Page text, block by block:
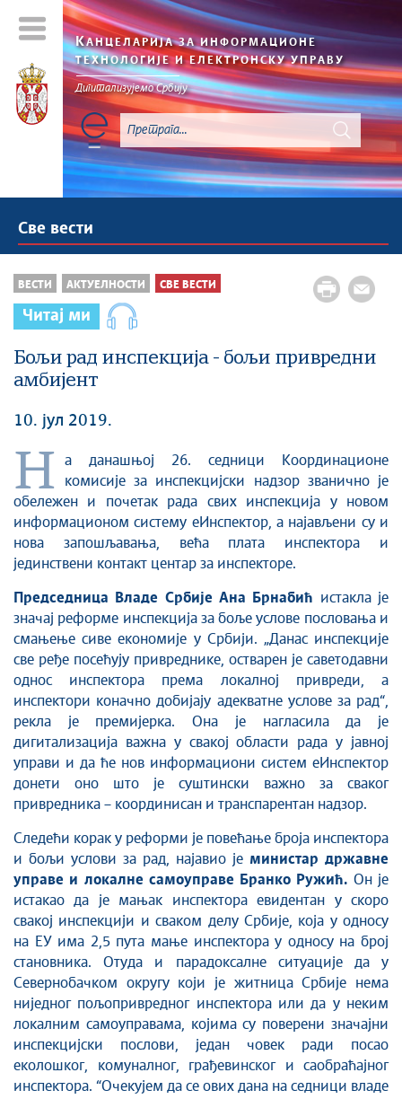
КАНЦЕЛАРИЈА ЗА ИНФОРМАЦИОНЕ
ТЕХНОЛОГИЈЕ И ЕЛЕКТРОНСКУ УПРАВУ
Дигитализујемо Србију
Све вести
ВЕСТИ АКТУЕЛНОСТИ СВЕ ВЕСТИ
Читај ми
Бољи рад инспекција - бољи привредни
амбијент
10. јул 2019.
Н
а данашњој 26. седници Координационе
комисије за инспекцијски надзор званично је
обележен и почетак рада свих инспекција у новом
информационом систему еИнспектор, а најављени су и
нова запошљавања, већа плата инспектора и
јединствени контакт центар за инспекторе.
Председница Владе Србије Ана Брнабић истакла је
значај реформе инспекција за боље услове пословања и
смањење сиве економије у Србији. „Данас инспекције
све ређе посећују привреднике, остварен је саветодавни
однос инспектора према локалној привреди, а
инспектори коначно добијају адекватне услове за рад“,
рекла је премијерка. Она је нагласила да је
дигитализација важна у свакој области рада у јавној
управи и да ће нов информациони систем еИнспектор
донети оно што је суштински важно за сваког
привредника – координисан и транспарентан надзор.
Следећи корак у реформи је повећање броја инспектора
и бољи услови за рад, најавио је министар државне
управе и локалне самоуправе Бранко Ружић. Он je
истакао да је мањак инспектора евидентан у скоро
свакој инспекцији и сваком делу Србије, која у односу
на ЕУ има 2,5 пута мање инспектора у односу на број
становника. Отуда и парадоксалне ситуације да у
Севернобачком округу који је житница Србије нема
ниједног пољопривредног инспектора или да у неким
локалним самоуправама, којима су поверени значајни
инспекцијски послови, један човек ради посао
еколошког, комуналног, грађевинског и саобраћајног
инспектора. “Oчекујем да се ових дана на седници владе